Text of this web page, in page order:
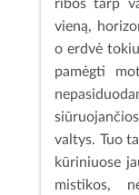
ribos tarp
vieną,
o erdvė
pamėgti
valtys. Tuo
kūriniuose
mistikos,